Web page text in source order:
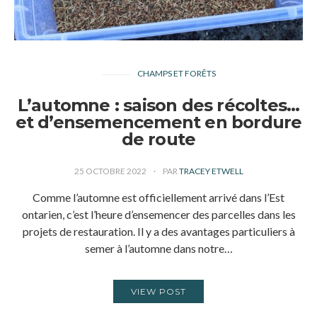
CHAMPS ET FORÊTS
L’automne : saison des récoltes…
et d’ensemencement en bordure
de route
25 OCTOBRE 2022 PARTRACEY ETWELL
Comme l’automne est officiellement arrivé dans l’Est
ontarien, c’est l’heure d’ensemencer des parcelles dans les
projets de restauration. Il y a des avantages particuliers à
semer à l’automne dans notre…
VIEW POST